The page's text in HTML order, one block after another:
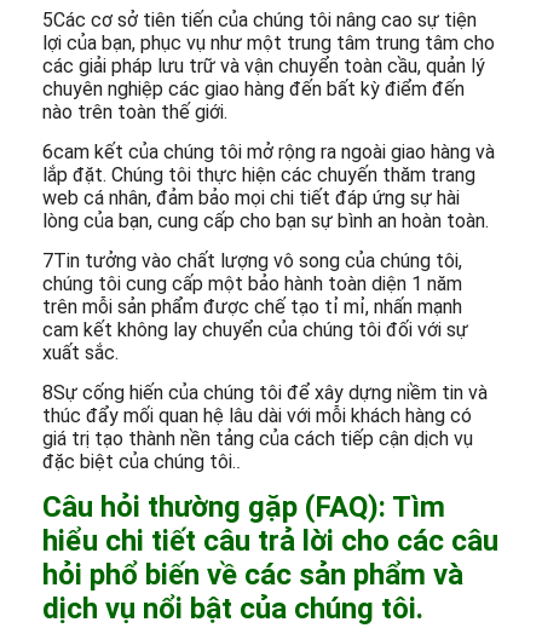
5Các cơ sở tiên tiến của chúng tôi nâng cao sự tiện
lợi của bạn, phục vụ như một trung tâm trung tâm cho
các giải pháp lưu trữ và vận chuyển toàn cầu, quản lý
chuyên nghiệp các giao hàng đến bất kỳ điểm đến
nào trên toàn thế giới.
6cam kết của chúng tôi mở rộng ra ngoài giao hàng và
lắp đặt. Chúng tôi thực hiện các chuyến thăm trang
web cá nhân, đảm bảo mọi chi tiết đáp ứng sự hài
lòng của bạn, cung cấp cho bạn sự bình an hoàn toàn.
7Tin tưởng vào chất lượng vô song của chúng tôi,
chúng tôi cung cấp một bảo hành toàn diện 1 năm
trên mỗi sản phẩm được chế tạo tỉ mỉ, nhấn mạnh
cam kết không lay chuyển của chúng tôi đối với sự
xuất sắc.
8Sự cống hiến của chúng tôi để xây dựng niềm tin và
thúc đẩy mối quan hệ lâu dài với mỗi khách hàng có
giá trị tạo thành nền tảng của cách tiếp cận dịch vụ
đặc biệt của chúng tôi.
Câu hỏi thường gặp (FAQ): Tìm
hiểu chi tiết câu trả lời cho các câu
hỏi phổ biến về các sản phẩm và
dịch vụ nổi bật của chúng tôi.